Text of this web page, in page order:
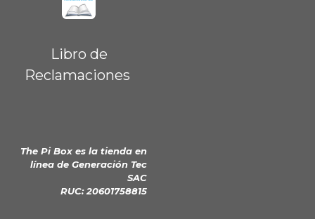
Libro de
Reclamaciones
The Pi Box es la tienda en
línea de Generación Tec
SAC
RUC: 20601758815